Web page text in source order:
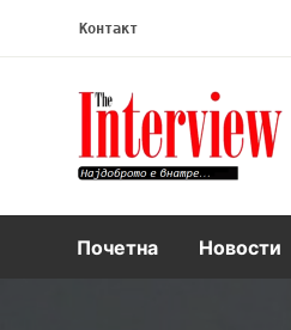
Контакт
Интервју
Почетна Новости